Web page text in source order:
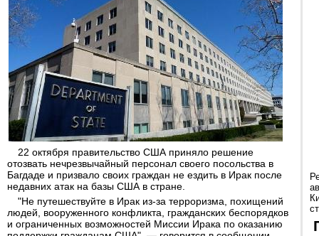
22 октября правительство США приняло решение
отозвать нечрезвычайный персонал своего посольства в
Багдаде и призвало своих граждан не ездить в Ирак после
недавних атак на базы США в стране.
"Не путешествуйте в Ирак из-за терроризма, похищений
людей, вооруженного конфликта, гражданских беспорядков
и ограниченных возможностей Миссии Ирака по оказанию